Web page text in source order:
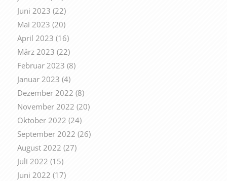
Juni 2023 (22)
Mai 2023 (20)
April 2023 (16)
März 2023 (22)
Februar 2023 (8)
Januar 2023 (4)
Dezember 2022 (8)
November 2022 (20)
Oktober 2022 (24)
September 2022 (26)
August 2022 (27)
Juli 2022 (15)
Juni 2022 (17)